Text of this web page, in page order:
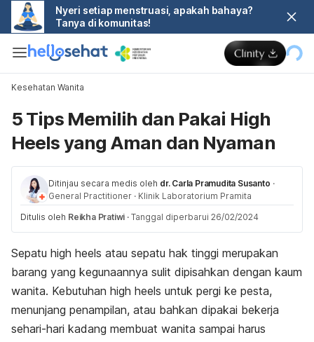
Nyeri setiap menstruasi, apakah bahaya?
Tanya di komunitas!
Kesehatan Wanita
5 Tips Memilih dan Pakai High
Heels yang Aman dan Nyaman
Ditinjau secara medis oleh dr. Carla Pramudita Susanto ·
General Practitioner · Klinik Laboratorium Pramita
Ditulis oleh Reikha Pratiwi · Tanggal diperbarui 26/02/2024
Sepatu high heels atau sepatu hak tinggi merupakan
barang yang kegunaannya sulit dipisahkan dengan kaum
wanita. Kebutuhan high heels untuk pergi ke pesta,
menunjang penampilan, atau bahkan dipakai bekerja
sehari-hari kadang membuat wanita sampai harus